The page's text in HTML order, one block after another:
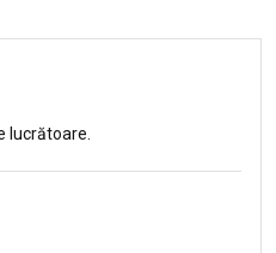
lucrătoare.